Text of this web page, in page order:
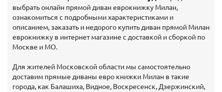
выбрать онлайн прямой диван еврокнижку Милан,
ознакомиться с подробными характеристиками и
описанием, заказать и недорого купить диван прямой Милан
еврокнижку в интернет магазине с доставкой и сборкой по
Москве и МО.
Для жителей Московской области мы самостоятельно
доставим прямые диваны евро книжки Милан в такие
города, как Балашиха, Видное, Воскресенск, Дзержинский,